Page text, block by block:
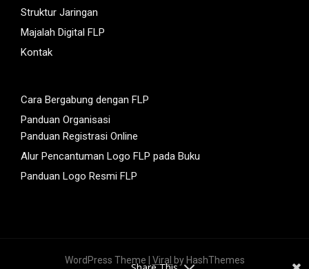
Struktur Jaringan
Majalah Digital FLP
Kontak
Cara Bergabung dengan FLP
Panduan Organisasi
Panduan Registrasi Online
Alur Pencantuman Logo FLP pada Buku
Panduan Logo Resmi FLP
WordPress Theme | Viral by HashThemes